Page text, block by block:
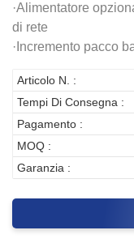
·Alimentatore
di rete
·Incremento pacco
Articolo N. :
Tempi Di Consegna :
Pagamento :
MOQ :
Garanzia :